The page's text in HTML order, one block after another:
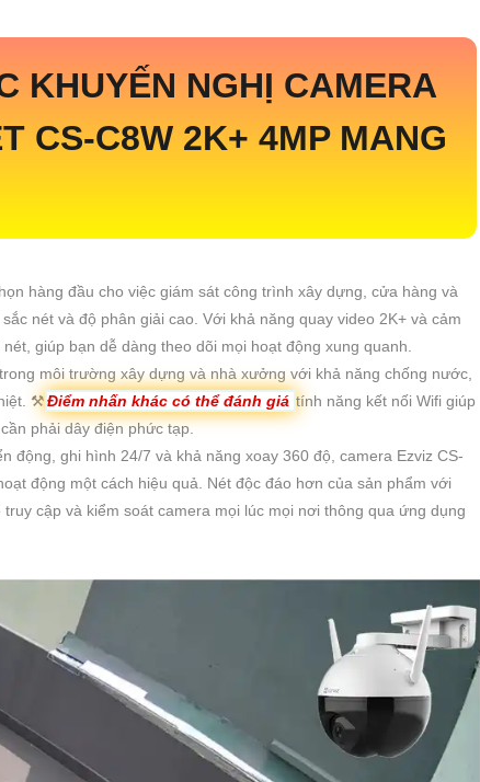
KHUYẾN NGHỊ CAMERA
CS-C8W 2K+ 4MP MANG
hàng đầu cho việc giám sát công trình xây dựng, cửa hàng và
nét và độ phân giải cao. Với khả năng quay video 2K+ và cảm
giúp bạn dễ dàng theo dõi mọi hoạt động xung quanh.
môi trường xây dựng và nhà xưởng với khả năng chống nước,
⚒Điểm nhấn khác có thể đánh giá tính năng kết nối Wifi giúp
phải dây điện phức tạp.
động, ghi hình 24/7 và khả năng xoay 360 độ, camera Ezviz CS-
động một cách hiệu quả. Nét độc đáo hơn của sản phẩm với
cập và kiểm soát camera mọi lúc mọi nơi thông qua ứng dụng